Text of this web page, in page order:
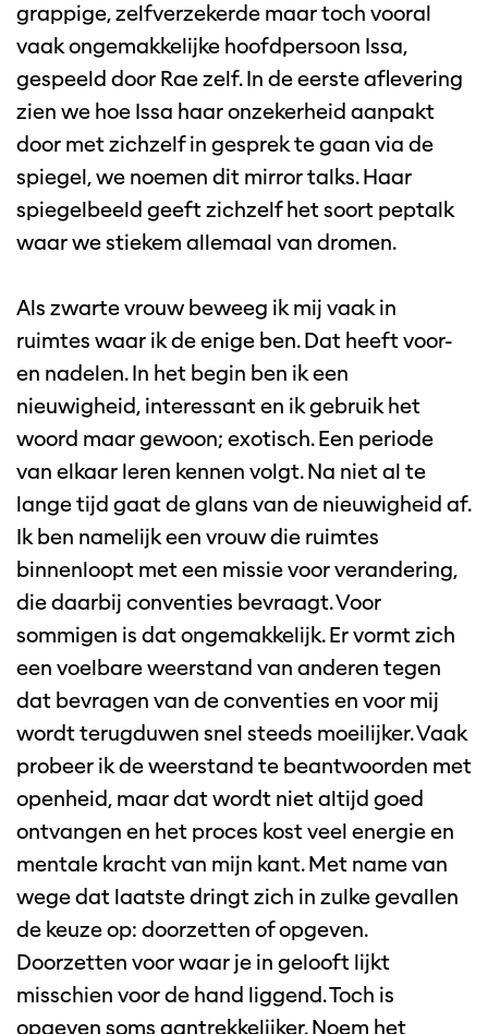
grappige, zelfverzekerde maar toch vooral
vaak ongemakkelijke hoofdpersoon Issa,
gespeeld door Rae zelf. In de eerste aflevering
zien we hoe Issa haar onzekerheid aanpakt
door met zichzelf in gesprek te gaan via de
spiegel, we noemen dit mirror talks. Haar
spiegelbeeld geeft zichzelf het soort peptalk
waar we stiekem allemaal van dromen.
Als zwarte vrouw beweeg ik mij vaak in
ruimtes waar ik de enige ben. Dat heeft voor-
en nadelen. In het begin ben ik een
nieuwigheid, interessant en ik gebruik het
woord maar gewoon; exotisch. Een periode
van elkaar leren kennen volgt. Na niet al te
lange tijd gaat de glans van de nieuwigheid af.
Ik ben namelijk een vrouw die ruimtes
binnenloopt met een missie voor verandering,
die daarbij conventies bevraagt. Voor
sommigen is dat ongemakkelijk. Er vormt zich
een voelbare weerstand van anderen tegen
dat bevragen van de conventies en voor mij
wordt terugduwen snel steeds moeilijker. Vaak
probeer ik de weerstand te beantwoorden met
openheid, maar dat wordt niet altijd goed
ontvangen en het proces kost veel energie en
mentale kracht van mijn kant. Met name van
wege dat laatste dringt zich in zulke gevallen
de keuze op: doorzetten of opgeven.
Doorzetten voor waar je in gelooft lijkt
misschien voor de hand liggend. Toch is
opgeven soms aantrekkelijker. Noem het